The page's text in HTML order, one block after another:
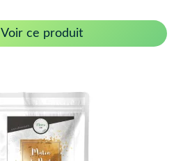
Voir ce produit